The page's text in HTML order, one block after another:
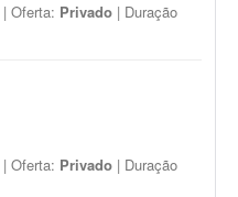
| Oferta: Privado | Duração
| Oferta: Privado | Duração